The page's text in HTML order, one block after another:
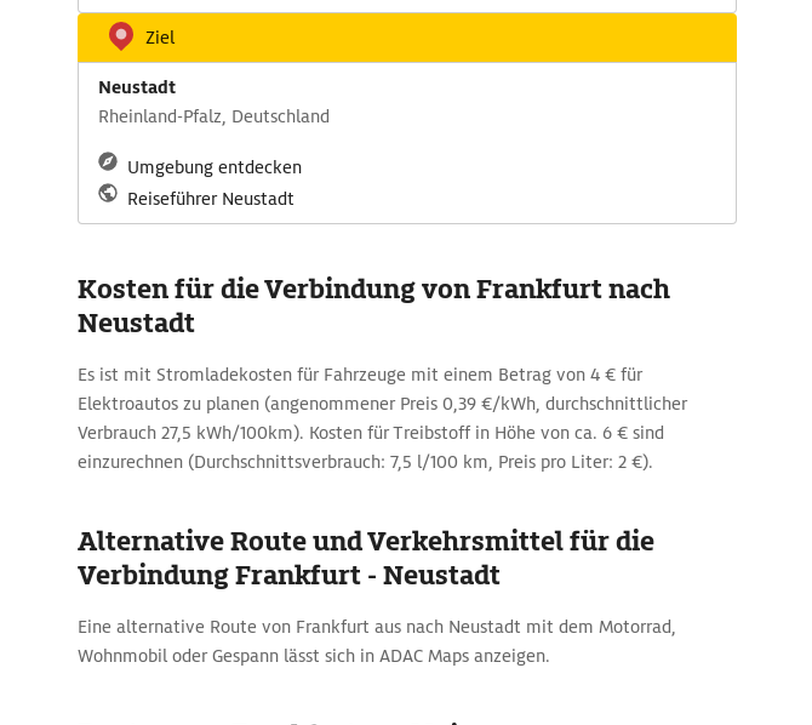
Ziel
Neustadt
Rheinland-Pfalz, Deutschland
Umgebung entdecken
Reiseführer Neustadt
Kosten für die Verbindung von Frankfurt nach
Neustadt
Es ist mit Stromladekosten für Fahrzeuge mit einem Betrag von 4 € für
Elektroautos zu planen (angenommener Preis 0,39 €/kWh, durchschnittlicher
Verbrauch 27,5 kWh/100km). Kosten für Treibstoff in Höhe von ca. 6 € sind
einzurechnen (Durchschnittsverbrauch: 7,5 l/100 km, Preis pro Liter: 2 €).
Alternative Route und Verkehrsmittel für die
Verbindung Frankfurt - Neustadt
Eine alternative Route von Frankfurt aus nach Neustadt mit dem Motorrad,
Wohnmobil oder Gespann lässt sich in ADAC Maps anzeigen.